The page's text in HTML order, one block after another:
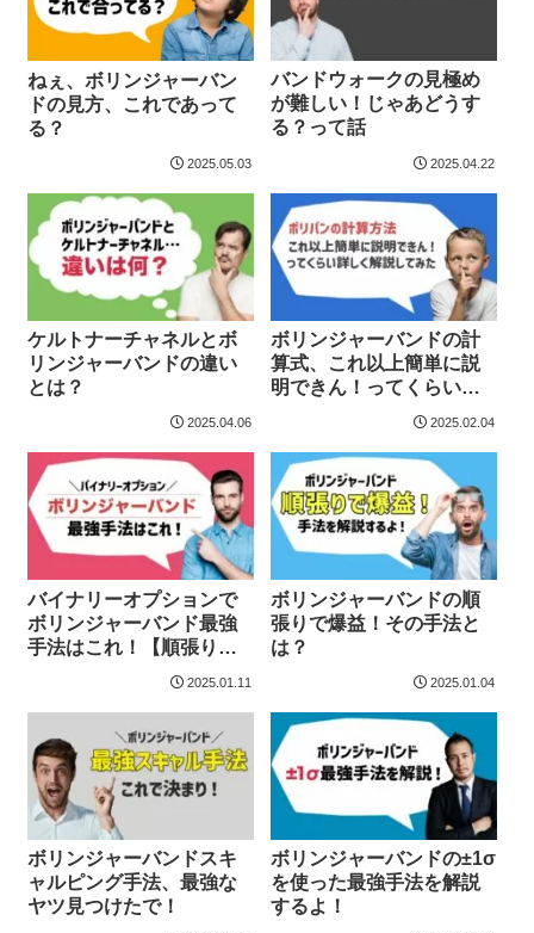
ねぇ、ボリンジャーバン
ドの見方、これであって
る？
2025.05.03
バンドウォークの見極め
が難しい！じゃあどうす
る？って話
2025.04.22
ケルトナーチャネルとボ
リンジャーバンドの違い
とは？
2025.04.06
ボリンジャーバンドの計
算式、これ以上簡単に説
明できん！ってくらい詳
しく解説してみた
2025.02.04
バイナリーオプションで
ボリンジャーバンド最強
手法はこれ！【順張り
2025.01.11
ボリンジャーバンドの順
張りで爆益！その手法と
は？
2025.01.04
ボリンジャーバンドスキ
ャルピング手法、最強な
ヤツ見つけたで！
ボリンジャーバンドの±1σ
を使った最強手法を解説
するよ！